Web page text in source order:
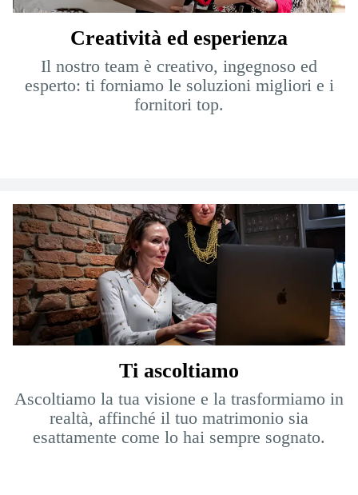
Creatività ed esperienza
Il nostro team è creativo, ingegnoso ed
esperto: ti forniamo le soluzioni migliori e i
fornitori top.
Ti ascoltiamo
Ascoltiamo la tua visione e la trasformiamo in
realtà, affinché il tuo matrimonio sia
esattamente come lo hai sempre sognato.